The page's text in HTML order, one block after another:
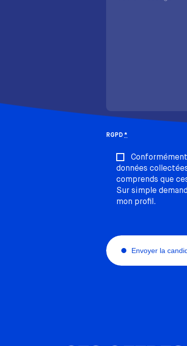
RGPD *
données
comprends que
Sur simple
mon profil.
Envoyer la